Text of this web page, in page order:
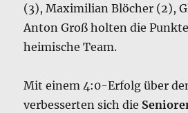
(3), Maximilian Blöcher (2),
Anton Groß holten die
heimische Team.
Mit einem 4:0-Erfolg über
verbesserten sich die